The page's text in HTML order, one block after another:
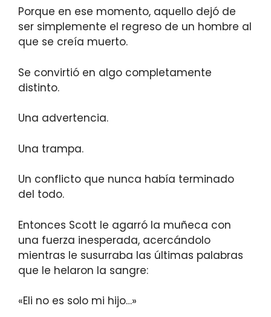
Porque en ese momento, aquello dejó de
ser simplemente el regreso de un hombre al
que se creía muerto.
Se convirtió en algo completamente
distinto.
Una advertencia.
Una trampa.
Un conflicto que nunca había terminado
del todo.
Entonces Scott le agarró la muñeca con
una fuerza inesperada, acercándolo
mientras le susurraba las últimas palabras
que le helaron la sangre:
«Eli no es solo mi hijo…»